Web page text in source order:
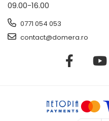
09.00-16.00
0771 054 053
contact@domera.ro